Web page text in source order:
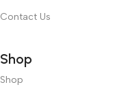
Contact Us
Shop
Shop